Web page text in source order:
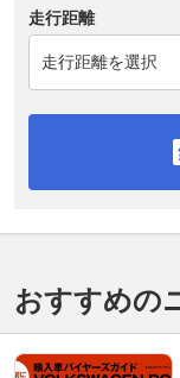
走行距離
おすすめの